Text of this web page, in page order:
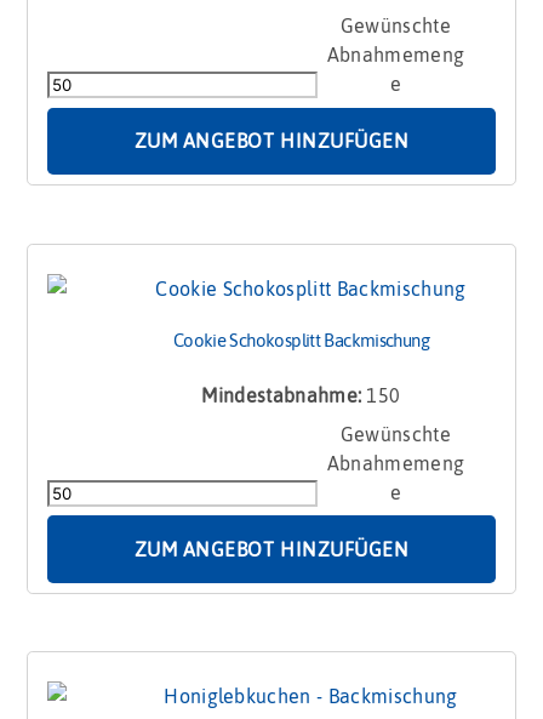
Backmischung
560g
ZUM ANGEBOT HINZUFÜGEN
Cookie Schokosplitt Backmischung
Mindestabnahme: 150
Backmischung
Menge
ZUM ANGEBOT HINZUFÜGEN